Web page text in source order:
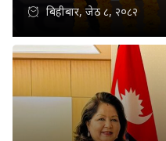
बिहीबार, जेठ ८, २०८२